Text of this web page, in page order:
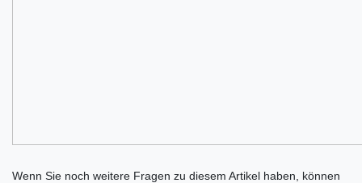
Wenn Sie noch weitere Fragen zu diesem Artikel haben, können